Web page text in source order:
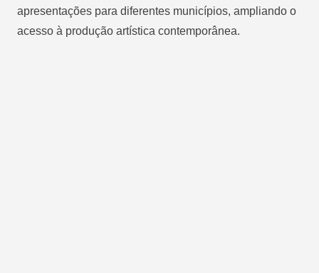
apresentações para diferentes municípios, ampliando o
acesso à produção artística contemporânea.